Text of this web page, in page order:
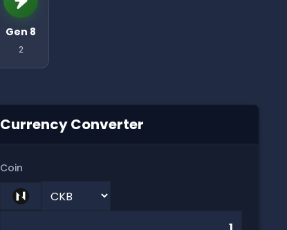
Gen 8
2
Currency Converter
Coin